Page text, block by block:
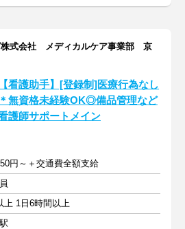
株式会社 メディカルケア事業部 京
【看護助手】[登録制]医療行為なし
＊無資格未経験OK◎備品管理など
護師サポートメイン
円～＋交通費全額支給
上 1日6時間以上